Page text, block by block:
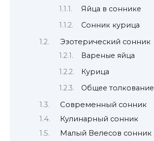
Яйца в соннике
Сонник курица
Эзотерический сонник
Вареные яйца
Курица
Общее толкование
Современный сонник
Кулинарный сонник
Малый Велесов сонник